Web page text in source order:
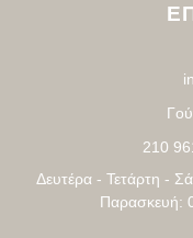
210
Δευτέρα - Τετάρτη -
Παρασκευή: